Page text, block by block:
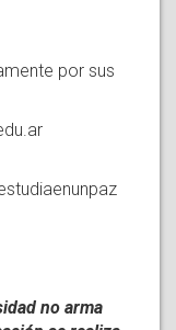
por sus
no arma